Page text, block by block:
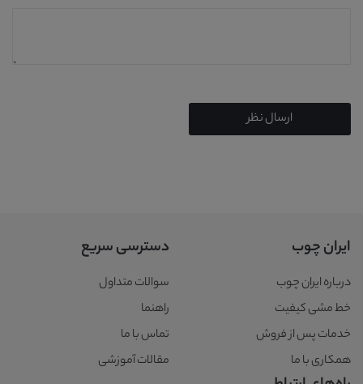
ارسال نظر
ایران چوب
درباره ایران چوب
خط مشی کیفیت
خدمات پس از فروش
همکاری با ما
دسترسی سریع
سوالات متداول
راهنما
تماس با ما
مقالات آموزشی